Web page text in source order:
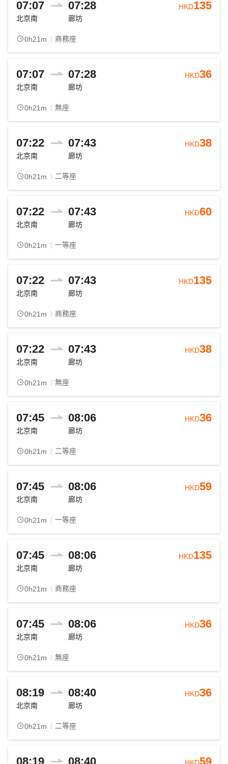
07:07 07:28
北京南 廊坊
0h21m 商務座
HKD135
07:07 07:28
北京南 廊坊
0h21m 無座
HKD36
07:22 07:43
北京南 廊坊
0h21m 二等座
HKD38
07:22 07:43
北京南 廊坊
0h21m 一等座
HKD60
07:22 07:43
北京南 廊坊
0h21m 商務座
HKD135
07:22 07:43
北京南 廊坊
0h21m 無座
HKD38
07:45 08:06
北京南 廊坊
0h21m 二等座
HKD36
07:45 08:06
北京南 廊坊
0h21m 一等座
HKD59
07:45 08:06
北京南 廊坊
0h21m 商務座
HKD135
07:45 08:06
北京南 廊坊
0h21m 無座
HKD36
08:19 08:40
北京南 廊坊
0h21m 二等座
HKD36
08:19 08:40 59